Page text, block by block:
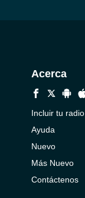
Acerca
Incluir tu radio
Ayuda
Nuevo
Más Nuevo
Contáctenos